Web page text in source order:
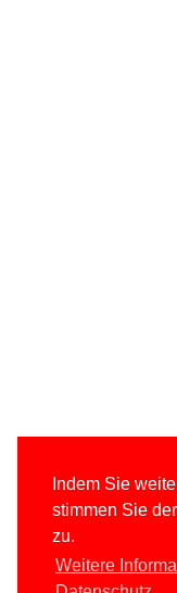
Indem Sie
stimmen Sie
zu.
Weitere